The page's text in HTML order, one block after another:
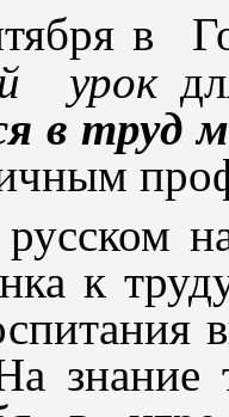
урок
в труд
к
знание